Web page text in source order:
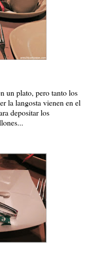
un plato, pero tanto los
la langosta vienen en el
depositar los